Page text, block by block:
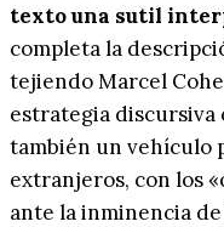
texto una sutil
completa la
tejiendo Marcel
estrategia discursiva
también un vehículo
extranjeros, con los
ante la inminencia